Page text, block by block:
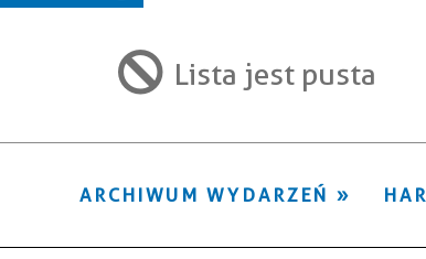
filtr
Lista jest pusta
ARCHIWUM WYDARZEŃ